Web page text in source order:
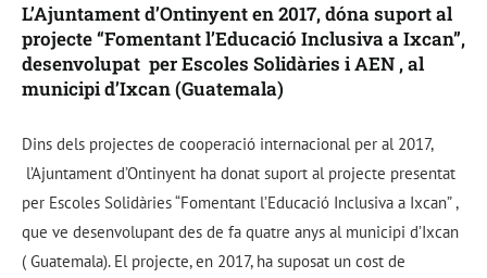
L’Ajuntament d’Ontinyent en 2017, dóna suport al
projecte “Fomentant l’Educació Inclusiva a Ixcan”,
desenvolupat per Escoles Solidàries i AEN , al
municipi d’Ixcan (Guatemala)
Dins dels projectes de cooperació internacional per al 2017,
l’Ajuntament d’Ontinyent ha donat suport al projecte presentat
per Escoles Solidàries “Fomentant l’Educació Inclusiva a Ixcan” ,
que ve desenvolupant des de fa quatre anys al municipi d’Ixcan
( Guatemala). El projecte, en 2017, ha suposat un cost de